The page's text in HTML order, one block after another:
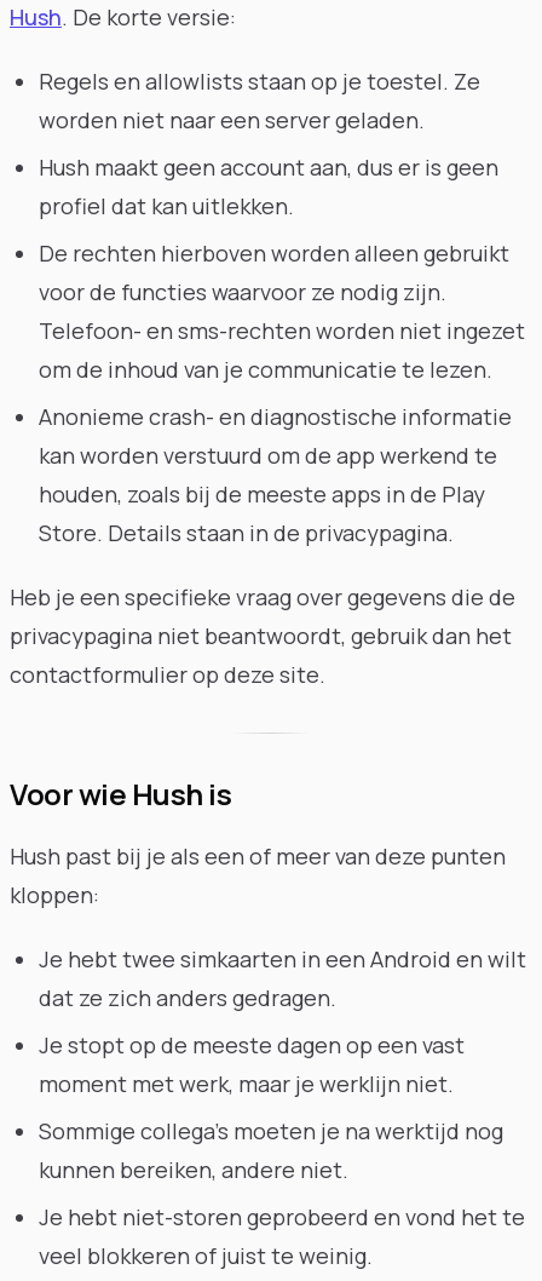
Hush. De korte versie:
Regels en allowlists staan op je toestel. Ze
worden niet naar een server geladen.
Hush maakt geen account aan, dus er is geen
profiel dat kan uitlekken.
De rechten hierboven worden alleen gebruikt
voor de functies waarvoor ze nodig zijn.
Telefoon- en sms-rechten worden niet ingezet
om de inhoud van je communicatie te lezen.
Anonieme crash- en diagnostische informatie
kan worden verstuurd om de app werkend te
houden, zoals bij de meeste apps in de Play
Store. Details staan in de privacypagina.
Heb je een specifieke vraag over gegevens die de
privacypagina niet beantwoordt, gebruik dan het
contactformulier op deze site.
Voor wie Hush is
Hush past bij je als een of meer van deze punten
kloppen:
Je hebt twee simkaarten in een Android en wilt
dat ze zich anders gedragen.
Je stopt op de meeste dagen op een vast
moment met werk, maar je werklijn niet.
Sommige collega's moeten je na werktijd nog
kunnen bereiken, andere niet.
Je hebt niet-storen geprobeerd en vond het te
veel blokkeren of juist te weinig.